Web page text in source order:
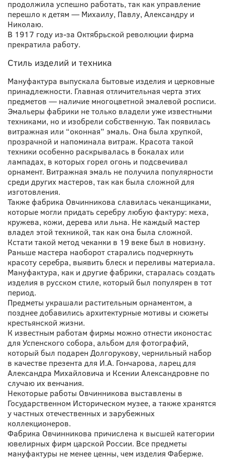
продолжила успешно работать, так как управление
перешло к детям — Михаилу, Павлу, Александру и
Николаю.
В 1917 году из-за Октябрьской революции фирма
прекратила работу.
Стиль изделий и техника
Мануфактура выпускала бытовые изделия и церковные
принадлежности. Главная отличительная черта этих
предметов — наличие многоцветной эмалевой росписи.
Эмальеры фабрики не только владели уже известными
техниками, но и изобрели собственную. Так появилась
витражная или “оконная” эмаль. Она была хрупкой,
прозрачной и напоминала витраж. Красота такой
техники особенно раскрывалась в бокалах или
лампадах, в которых горел огонь и подсвечивал
орнамент. Витражная эмаль не получила популярности
среди других мастеров, так как была сложной для
изготовления.
Также фабрика Овчинникова славилась чеканщиками,
которые могли придать серебру любую фактуру: меха,
кружева, кожи, дерева или льна. Не каждый мастер
владел этой техникой, так как она была сложной.
Кстати такой метод чеканки в 19 веке был в новизну.
Раньше мастера наоборот старались подчеркнуть
красоту серебра, выявить блеск и переливы материала.
Мануфактура, как и другие фабрики, старалась создать
изделия в русском стиле, который был популярен в тот
период.
Предметы украшали растительным орнаментом, а
позднее добавились архитектурные мотивы и сюжеты
крестьянской жизни.
К известным работам фирмы можно отнести иконостас
для Успенского собора, альбом для фотографий,
который был подарен Долгорукову, чернильный набор
в качестве презента для И.А. Гончарова, ларец для
Александра Михайловича и Ксении Александровне по
случаю их венчания.
Некоторые работы Овчинникова выставлены в
Государственном Историческом музее, а также хранятся
у частных отечественных и зарубежных
коллекционеров.
Фабрика Овчинникова причислена к высшей категории
ювелирных фирм царской России. Все предметы
мануфактуры не менее ценны, чем изделия Фаберже.